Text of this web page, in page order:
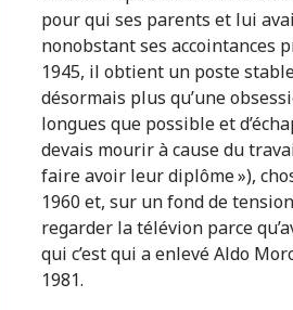
pour qui ses parents et lui
nonobstant ses accointances
1945, il obtient un poste
désormais plus qu’une
longues que possible et
devais mourir à cause du
faire avoir leur diplôme »),
1960 et, sur un fond de
regarder la télévion parce
qui c’est qui a enlevé Aldo
1981.